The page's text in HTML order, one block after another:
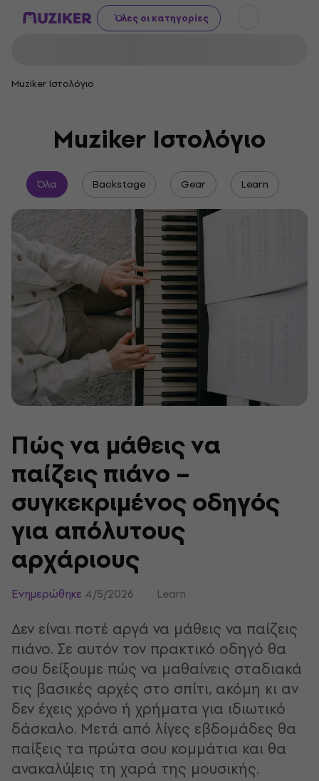
Όλες οι κατηγορίες
Muziker Ιστολόγιο
Muziker Ιστολόγιο
Όλα Backstage Gear Learn
Πώς να μάθεις να
παίζεις πιάνο –
συγκεκριμένος οδηγός
για απόλυτους
αρχάριους
Ενημερώθηκε 4/5/2026 Learn
Δεν είναι ποτέ αργά να μάθεις να παίζεις
πιάνο. Σε αυτόν τον πρακτικό οδηγό θα
σου δείξουμε πώς να μαθαίνεις σταδιακά
τις βασικές αρχές στο σπίτι, ακόμη κι αν
δεν έχεις χρόνο ή χρήματα για ιδιωτικό
δάσκαλο. Μετά από λίγες εβδομάδες θα
παίξεις τα πρώτα σου κομμάτια και θα
ανακαλύψεις τη χαρά της μουσικής.